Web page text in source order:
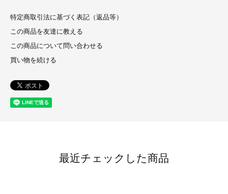
特定商取引法に基づく表記（返品等）
この商品を友達に教える
この商品について問い合わせる
買い物を続ける
最近チェックした商品